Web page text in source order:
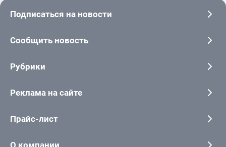
Подписаться на новости
Сообщить новость
Рубрики
Реклама на сайте
Прайс-лист
О компании